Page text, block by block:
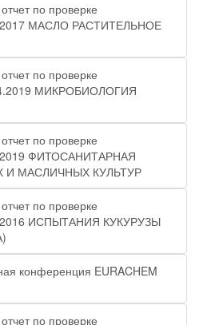
по проверке
МАСЛО РАСТИТЕЛЬНОЕ
по проверке
МИКРОБИОЛОГИЯ
по проверке
ФИТОСАНИТАРНАЯ
И МАСЛИЧНЫХ КУЛЬТУР
по проверке
ИСПЫТАНИЯ КУКУРУЗЫ
конференция EURACHEM
по проверке